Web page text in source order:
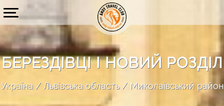
БЕРЕЗДІВЦІ І НОВИЙ РОЗДІЛ
Україна Львівська область Миколаївський район